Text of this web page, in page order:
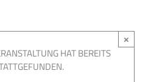
×
HAT BEREITS